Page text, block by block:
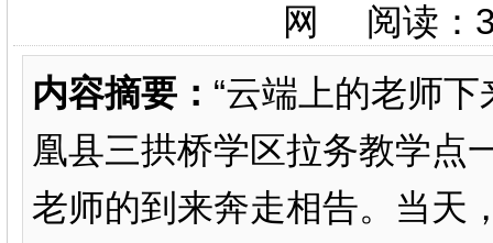
网 阅读：
内容摘要： “云端上的老师
凰县三拱桥学区拉务教学点
老师的到来奔走相告。当天